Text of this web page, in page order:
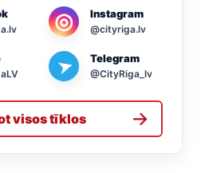
◎ Instagram
@cityriga.lv
➤ Telegram
@CityRiga_lv
visos tīklos →